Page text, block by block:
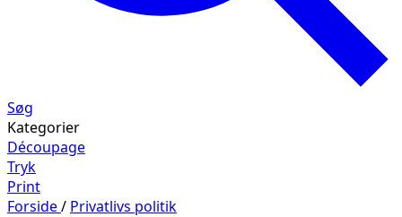
Søg
Kategorier
Découpage
Tryk
Print
Forside/ Privatlivs politik